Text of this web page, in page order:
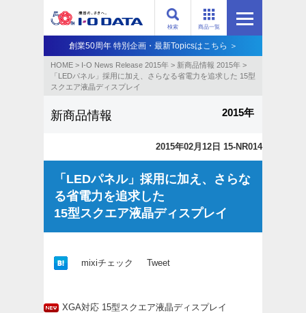
商品一覧
検索
創業50周年 特別企画・最新Topicsはこちら ＞
HOME > I-O News Release 2015年 > 新商品情報 2015年 >
「LEDパネル」採用に加え、さらなる省電力を追求した 15型
スクエア液晶ディスプレイ
新商品情報 2015年
2015年02月12日 15-NR014
「LEDパネル」採用に加え、さらな
る省電力を追求した
15型スクエア液晶ディスプレイ
mixiチェック Tweet
XGA対応 15型スクエア液晶ディスプレイ